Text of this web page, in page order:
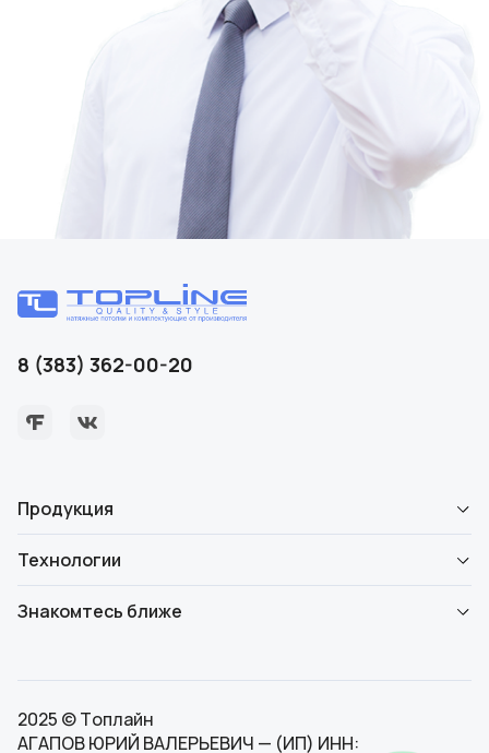
8 (383) 362-00-20
Продукция
Технологии
Знакомтесь ближе
2025 © Топлайн
АГАПОВ ЮРИЙ ВАЛЕРЬЕВИЧ — (ИП) ИНН: